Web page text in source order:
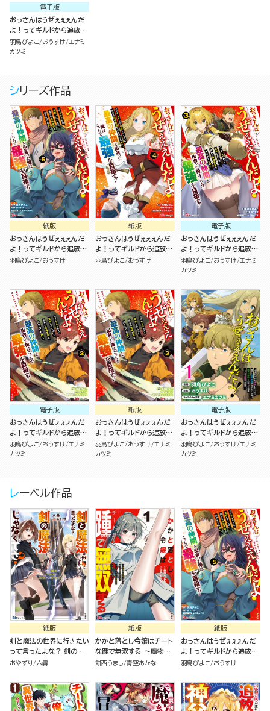
電子版
おっさんはうぜぇぇぇんだ
よ！ってギルドから追放し
たくせに、後から復帰要請
を出されても遅い。最高の
羽鳥ぴよこ おうすけ エナミ
カツミ
シリーズ作品
紙版
おっさんはうぜぇぇぇんだ
よ！ってギルドから追放し
たくせに、後から復帰要請
で最強を目指す！（５）
羽鳥ぴよこ おうすけ
紙版
おっさんはうぜぇぇぇんだ
よ！ってギルドから追放し
たくせに、後から復帰要請
で最強を目指す！（４）
羽鳥ぴよこ おうすけ
電子版
おっさんはうぜぇぇぇんだ
よ！ってギルドから追放し
たくせに、後から復帰要請
を出されても遅い。最高の
で最強を目指す！（3）
羽鳥ぴよこ おうすけ エナミ
カツミ
電子版
おっさんはうぜぇぇぇんだ
よ！ってギルドから追放し
たくせに、後から復帰要請
を出されても遅い。最高の
羽鳥ぴよこ おうすけ エナミ
カツミ
紙版
おっさんはうぜぇぇぇんだ
よ！ってギルドから追放し
たくせに、後から復帰要請
を出されても遅い。最高の
羽鳥ぴよこ おうすけ エナミ
カツミ
電子版
おっさんはうぜぇぇぇんだ
よ！ってギルドから追放し
たくせに、後から復帰要請
を出されても遅い。最高の
羽鳥ぴよこ おうすけ エナミ
カツミ
レーベル作品
紙版
剣と魔法の世界に行きたい
って言ったよな？ 剣の魔
法じゃなくてさ？ ～ギフト
少女たちと駆け抜ける～
おやずり 六轟
紙版
かかと落とし令嬢はチート
な踵で無双する ～魔物を
即死させて楽しんでいた
壊しました～（１）
餅西うまし 青空あかな
紙版
おっさんはうぜぇぇぇんだ
よ！ってギルドから追放し
たくせに、後から復帰要請
仲間と出会った俺はこっち
で最強を目指す！（５）
羽鳥ぴよこ おうすけ